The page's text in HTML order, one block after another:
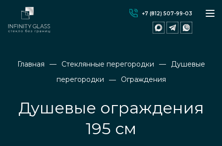
+7 (812) 507-99-03
Главная Стеклянные перегородки
Душевые
перегородки
Ограждения
Душевые ограждения
195 см